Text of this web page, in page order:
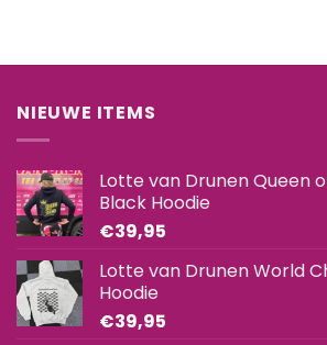
NIEUWE ITEMS
Lotte van Drunen Queen
Black Hoodie
€39,95
Lotte van Drunen World
Hoodie
€39,95